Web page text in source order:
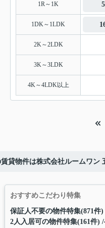
1R～1K
1DK～1LDK
2K～2LDK
3K～3LDK
4K～4LDK以上
貸物件は株式会社ルームワン
おすすめこだわり特集
保証人不要の物件特集(871件)
2人入居可の物件特集(161件)